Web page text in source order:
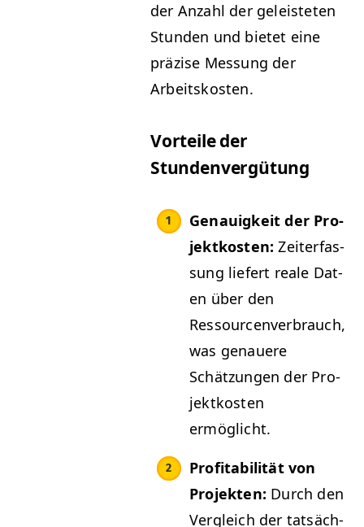
der Anzahl der geleis­teten
Stun­den und bietet eine
präzise Mes­sung der
Arbeitskosten.
Vorteile der
Stundenvergütung
Genauigkeit der Pro­
jek­tkosten:Zeit­er­fas­
sung liefert reale Dat­
en über den
Ressourcenver­brauch,
was genauere
Schätzun­gen der Pro­
jek­tkosten
ermöglicht.
Prof­itabil­ität von
Pro­jek­ten: Durch den
Ver­gle­ich der tat­säch­